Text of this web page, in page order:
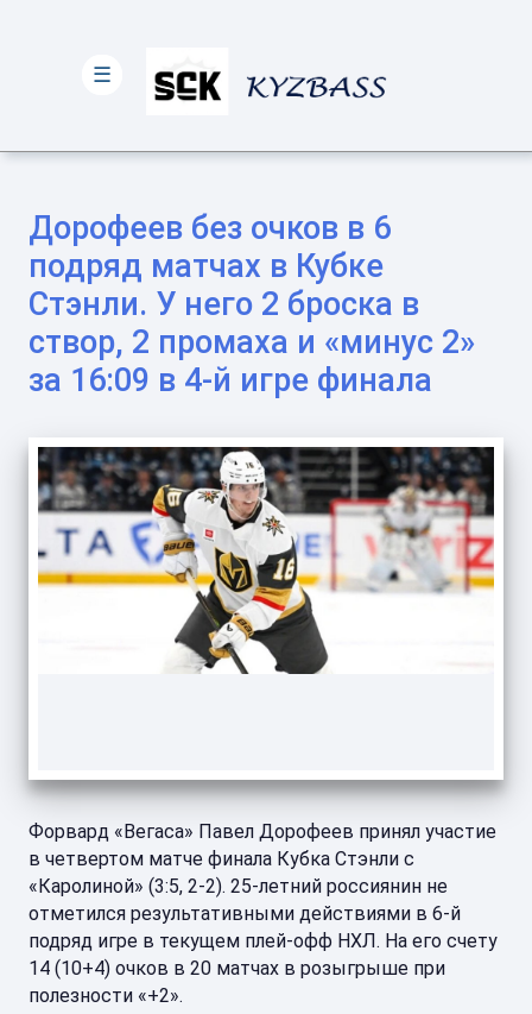
Дорофеев без очков в 6
подряд матчах в Кубке
Стэнли. У него 2 броска в
створ, 2 промаха и «минус 2»
за 16:09 в 4-й игре финала
Форвард «Вегаса» Павел Дорофеев принял участие
в четвертом матче финала Кубка Стэнли с
«Каролиной» (3:5, 2-2). 25-летний россиянин не
отметился результативными действиями в 6-й
подряд игре в текущем плей-офф НХЛ. На его счету
14 (10+4) очков в 20 матчах в розыгрыше при
полезности «+2».
☰